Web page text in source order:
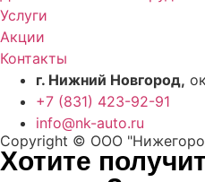
Услуги
Акции
Контакты
г. Нижний Новгород,
+7 (831) 423-92-91
info@nk-auto.ru
Copyright © ООО
Хотите